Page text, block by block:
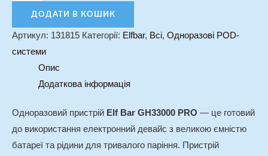
ДОДАТИ В КОШИК
Артикул: 131815 Категорії: Elfbar, Всі, Одноразові POD-
системи
Опис
Додаткова інформація
Одноразовий пристрій Elf Bar GH33000 PRO — це готовий
до використання електронний девайс з великою ємністю
батареї та рідини для тривалого паріння. Пристрій